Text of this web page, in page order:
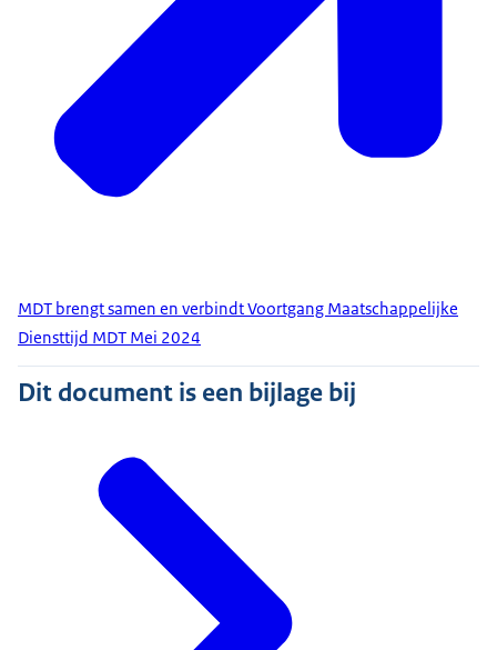
MDT brengt samen en verbindt Voortgang Maatschappelijke
Diensttijd MDT Mei 2024
Dit document is een bijlage bij